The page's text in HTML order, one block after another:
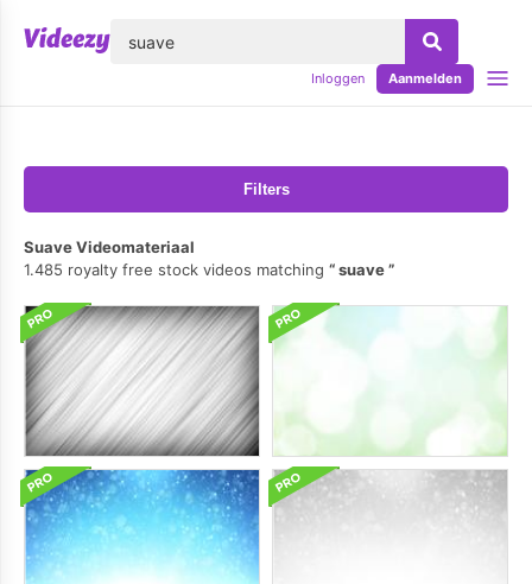
Inloggen Aanmelden
Filters
Suave Videomateriaal
1.485 royalty free stock videos matching
suave